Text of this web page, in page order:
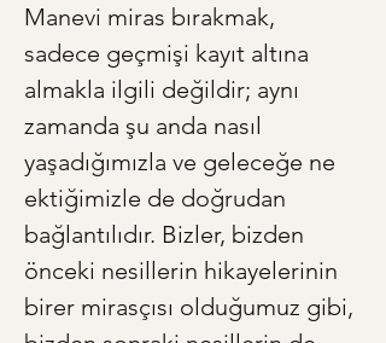
Manevi miras bırakmak,
sadece geçmişi kayıt altına
almakla ilgili değildir; aynı
zamanda şu anda nasıl
yaşadığımızla ve geleceğe ne
ektiğimizle de doğrudan
bağlantılıdır. Bizler, bizden
önceki nesillerin hikayelerinin
birer mirasçısı olduğumuz gibi,